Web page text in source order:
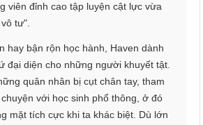
viên đỉnh cao tập luyện cật lực vừa
tư".
hay bận rộn học hành, Haven dành
đại diện cho những người khuyết tật.
quân nhân bị cụt chân tay, tham
với học sinh phổ thông, ở đó
mặt tích cực khi ta khác biệt. Dù lớn